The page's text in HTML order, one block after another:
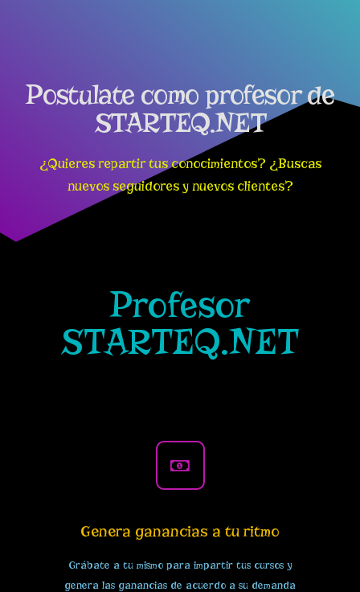
Postulate como profesor de
STARTEQ.NET
¿Quieres repartir tus conocimientos? ¿Buscas
nuevos seguidores y nuevos clientes?
Profesor
STARTEQ.NET
Genera ganancias a tu ritmo
Grábate a tu mismo para impartir tus cursos y
genera las ganancias de acuerdo a su demanda